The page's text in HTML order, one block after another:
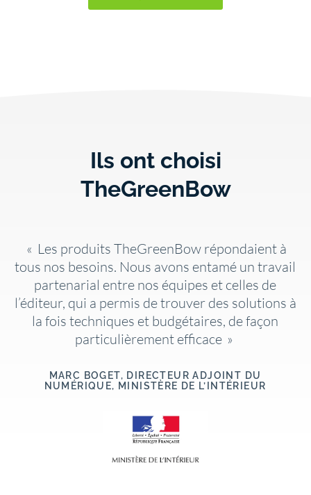
Ils ont choisi
TheGreenBow
« Les produits TheGreenBow répondaient à
tous nos besoins. Nous avons entamé un travail
partenarial entre nos équipes et celles de
l’éditeur, qui a permis de trouver des solutions à
la fois techniques et budgétaires, de façon
particulièrement efficace »
MARC BOGET, DIRECTEUR ADJOINT DU
NUMÉRIQUE, MINISTÈRE DE L’INTÉRIEUR